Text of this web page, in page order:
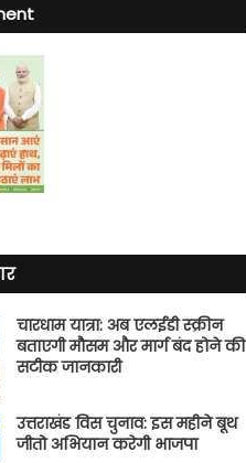
चारधाम यात्रा: अब एलईडी स्क्रीन
बताएगी मौसम और मार्ग बंद होने की
सटीक जानकारी
उत्तराखंड विस चुनाव: इस महीने बूथ
जीतो अभियान करेगी भाजपा